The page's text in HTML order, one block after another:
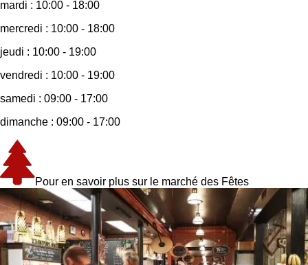
mardi : 10:00 - 18:00
mercredi : 10:00 - 18:00
jeudi : 10:00 - 19:00
vendredi : 10:00 - 19:00
samedi : 09:00 - 17:00
dimanche : 09:00 - 17:00
Pour en savoir plus sur le marché des Fêtes